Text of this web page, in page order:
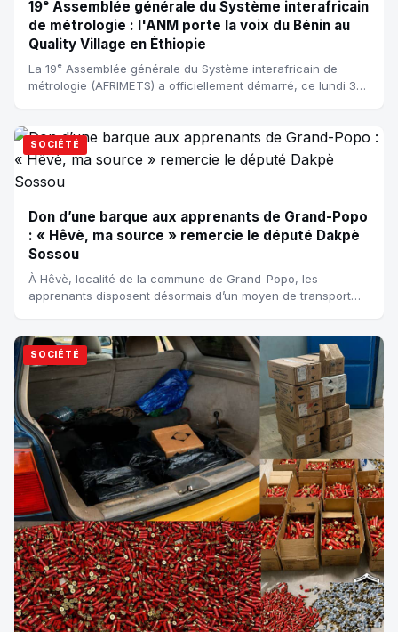
19ᵉ Assemblée générale du Système interafricain
de métrologie : l'ANM porte la voix du Bénin au
Quality Village en Éthiopie
La 19ᵉ Assemblée générale du Système interafricain de
métrologie (AFRIMETS) a officiellement démarré, ce lundi 3
SOCIÉTÉ
Don d’une barque aux apprenants de Grand-Popo
: « Hêvè, ma source » remercie le député Dakpè
Sossou
À Hêvè, localité de la commune de Grand-Popo, les
apprenants disposent désormais d’un moyen de transport
SOCIÉTÉ